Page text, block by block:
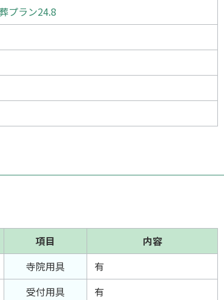
プラン24.8
項目
内容
寺院用具
有
受付用具
有